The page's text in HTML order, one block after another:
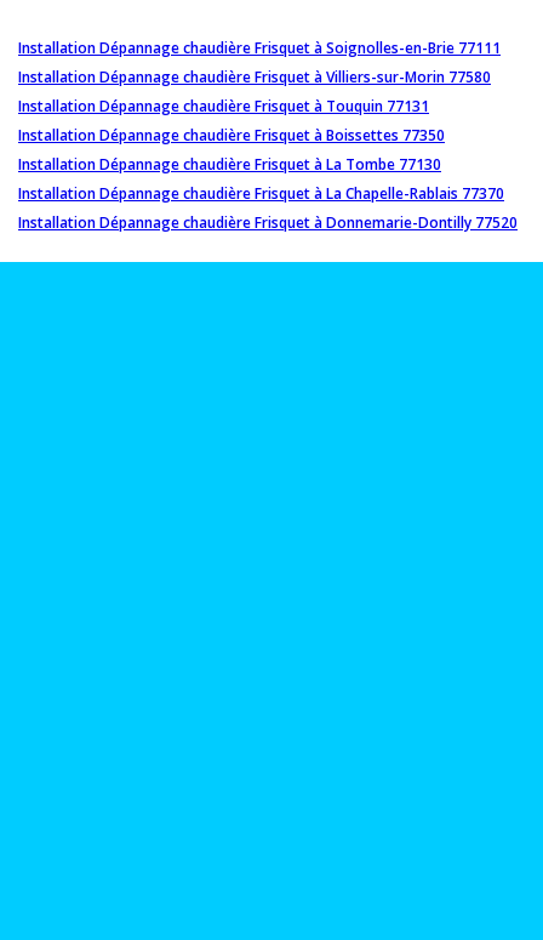
Installation Dépannage chaudière Frisquet à Soignolles-en-Brie 77111
Installation Dépannage chaudière Frisquet à Villiers-sur-Morin 77580
Installation Dépannage chaudière Frisquet à Touquin 77131
Installation Dépannage chaudière Frisquet à Boissettes 77350
Installation Dépannage chaudière Frisquet à La Tombe 77130
Installation Dépannage chaudière Frisquet à La Chapelle-Rablais 77370
Installation Dépannage chaudière Frisquet à Donnemarie-Dontilly 77520